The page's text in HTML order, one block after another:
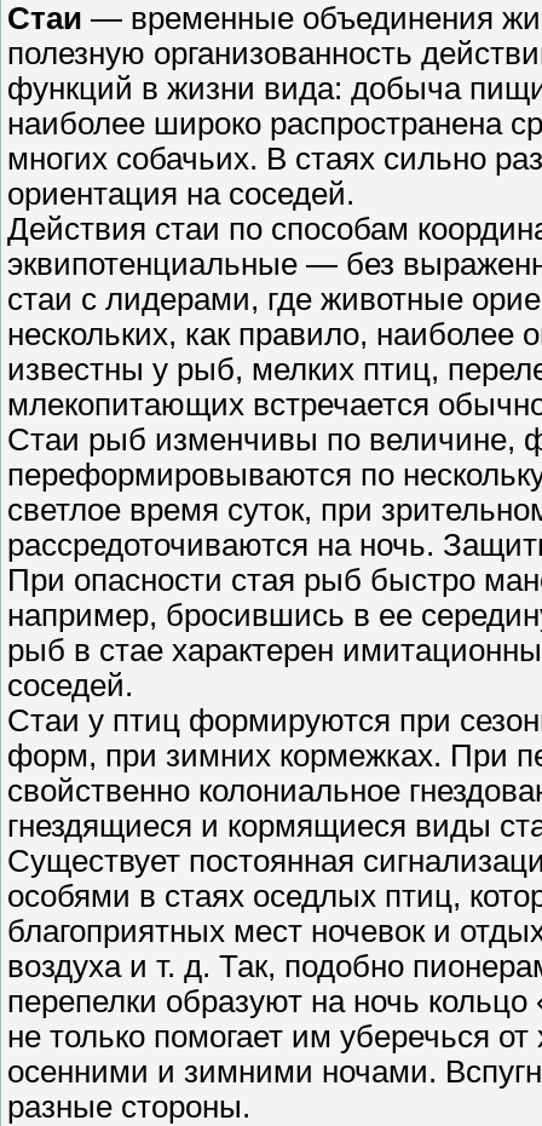
Стаи — временные объединения
полезную организованность
функций в жизни вида: добыча
наиболее широко распространена
многих собачьих. В стаях сильно
ориентация на соседей.
Действия стаи по способам
эквипотенциальные — без
стаи с лидерами, где животные
нескольких, как правило,
известны у рыб, мелких птиц,
млекопитающих встречается
Стаи рыб изменчивы по величине,
переформировываются по
светлое время суток, при
рассредоточиваются на ночь.
При опасности стая рыб быстро
например, бросившись в ее
рыб в стае характерен
соседей.
Стаи у птиц формируются при
форм, при зимних кормежках. При
свойственно колониальное
гнездящиеся и кормящиеся виды
Существует постоянная
особями в стаях оседлых птиц,
благоприятных мест ночевок и
воздуха и т. д. Так, подобно
перепелки образуют на ночь
не только помогает им уберечься
осенними и зимними ночами.
разные стороны.